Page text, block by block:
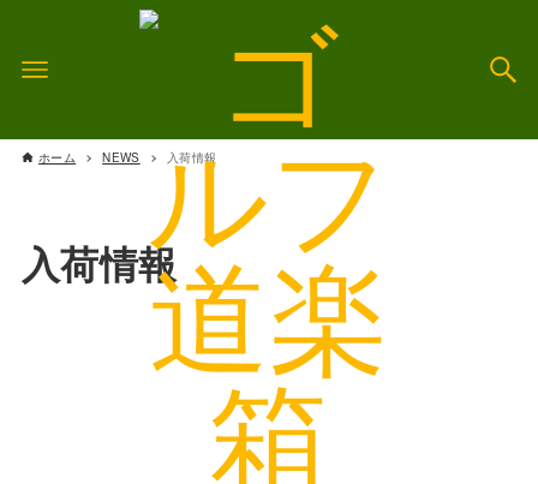
ホーム NEWS 入荷情報
入荷情報